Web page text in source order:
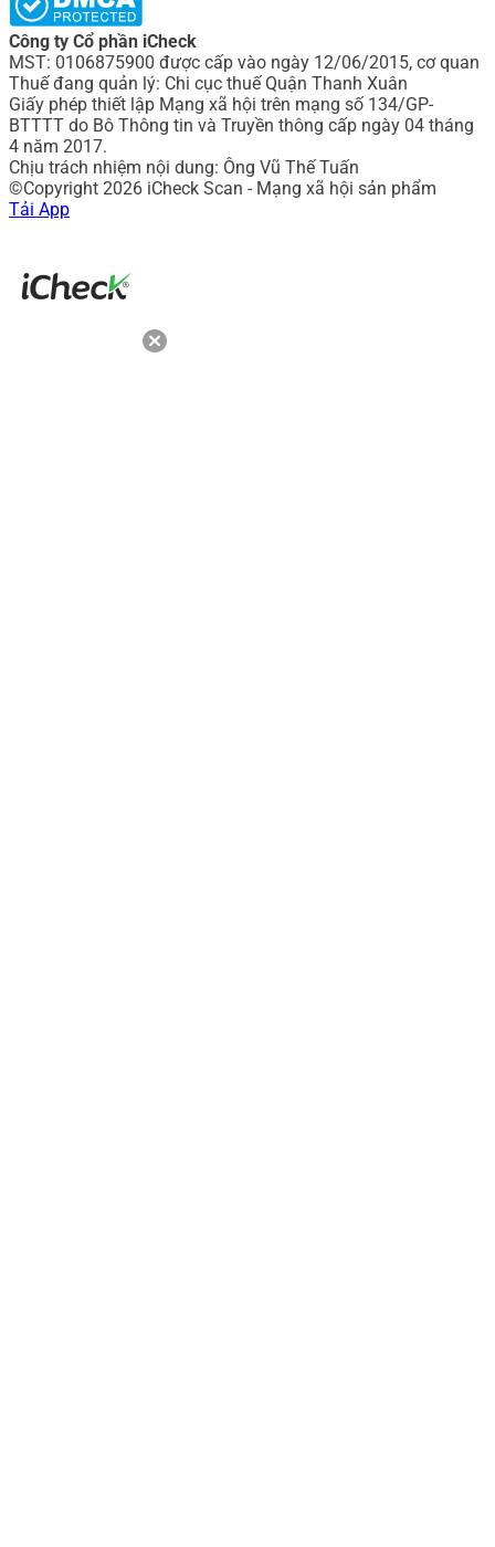
Công ty Cổ phần iCheck
MST: 0106875900 được cấp vào ngày 12/06/2015, cơ quan
Thuế đang quản lý: Chi cục thuế Quận Thanh Xuân
Giấy phép thiết lập Mạng xã hội trên mạng số 134/GP-
BTTTT do Bô Thông tin và Truyền thông cấp ngày 04 tháng
4 năm 2017.
Chịu trách nhiệm nội dung: Ông Vũ Thế Tuấn
©Copyright 2026 iCheck Scan - Mạng xã hội sản phẩm
Tải App